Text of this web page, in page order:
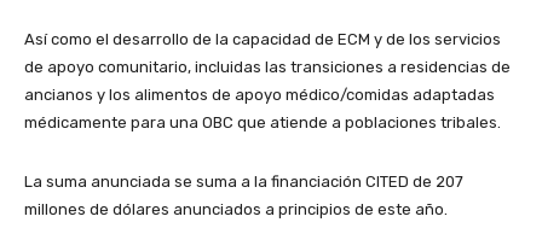
Así como el desarrollo de la capacidad de ECM y de los servicios
de apoyo comunitario, incluidas las transiciones a residencias de
ancianos y los alimentos de apoyo médico/comidas adaptadas
médicamente para una OBC que atiende a poblaciones tribales.
La suma anunciada se suma a la financiación CITED de 207
millones de dólares anunciados a principios de este año.